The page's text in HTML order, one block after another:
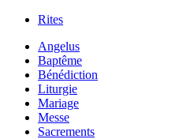
Rites
Angelus
Baptême
Bénédiction
Liturgie
Mariage
Messe
Sacrements